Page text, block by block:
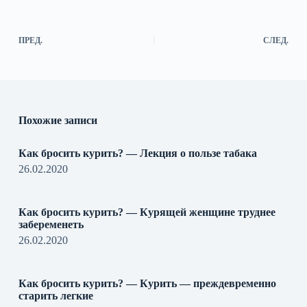
ПРЕД. СЛЕД.
Похожие записи
Как бросить курить? — Лекция о пользе табака
26.02.2020
Как бросить курить? — Курящей женщине труднее
забеременеть
26.02.2020
Как бросить курить? — Курить — преждевременно
старить легкие